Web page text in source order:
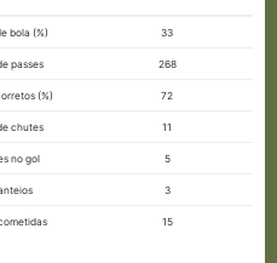
bola (%) 33
passes 268
(%) 72
chutes 11
no gol 5
3
15